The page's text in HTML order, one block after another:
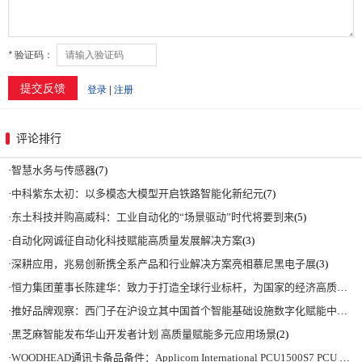
评论排行
·智慧水务与传感器(7)
·中科紫东太初：以多模态大模型开启铁路智能化新纪元(7)
·东土科技并购高威科：工业自动化的“场景驱动”时代将要到来(5)
· 自动化网诚征自动化科技赋能高质量发展解决方案(3)
·深耕应用，兆易创新携全系产品和行业解决方案亮相慕尼黑电子展(3)
·恒力集团董事长陈建华：致力于打造全球行业标杆，为国家的经济高质量发展贡献更大力量|上海电气集团党委书记、董事长吴磊来访
·推好品牌观察：西门子在沪设立其中国首个智能基础设施数字化赋能中心
·黑芝麻智能发布华山开发者计划 高质量赋能多元应用场景(2)
·WOODHEAD通讯卡备品备件：Applicom International PCU1500S7 PCU 1500 S7 V4.5.0